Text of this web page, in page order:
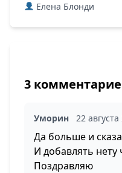
Елена Блонди
3
Уморин 22
Да больше и
И добавлять нету
Поздравляю